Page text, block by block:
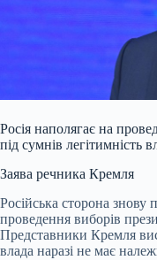
Росія наполягає на
під сумнів легітимність
Заява речника Кремля
Російська сторона знову
проведення виборів
Представники Кремля
влада наразі не має